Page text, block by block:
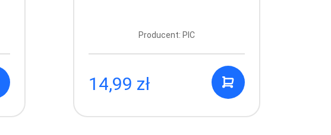
Producent: PIC
14,99 zł